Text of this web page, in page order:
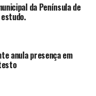
da Península de
anula presença em